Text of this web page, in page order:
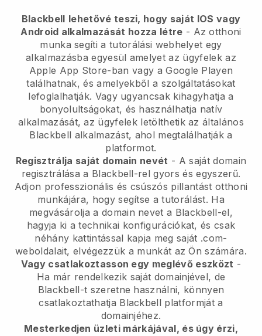
Blackbell lehetővé teszi, hogy saját IOS vagy
Android alkalmazását hozza létre - Az otthoni
munka segíti a tutorálási webhelyet egy
alkalmazásba egyesül amelyet az ügyfelek az
Apple App Store-ban vagy a Google Playen
találhatnak, és amelyekből a szolgáltatásokat
lefoglalhatják. Vagy ugyancsak kihagyhatja a
bonyolultságokat, és használhatja natív
alkalmazását, az ügyfelek letölthetik az általános
Blackbell alkalmazást, ahol megtalálhatják a
platformot.
Regisztrálja saját domain nevét - A saját domain
regisztrálása a Blackbell-rel gyors és egyszerű.
Adjon professzionális és csúszós pillantást otthoni
munkájára, hogy segítse a tutorálást. Ha
megvásárolja a domain nevet a Blackbell-el,
hagyja ki a technikai konfigurációkat, és csak
néhány kattintással kapja meg saját .com-
weboldalait, elvégezzük a munkát az Ön számára.
Vagy csatlakoztasson egy meglévő eszközt -
Ha már rendelkezik saját domainjével, de
Blackbell-t szeretne használni, könnyen
csatlakoztathatja Blackbell platformját a
domainjéhez.
Mesterkedjen üzleti márkájával, és úgy érzi,